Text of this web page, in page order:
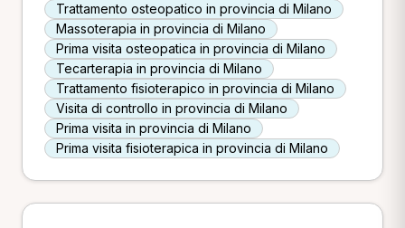
Trattamento osteopatico in provincia di Milano
Massoterapia in provincia di Milano
Prima visita osteopatica in provincia di Milano
Tecarterapia in provincia di Milano
Trattamento fisioterapico in provincia di Milano
Visita di controllo in provincia di Milano
Prima visita in provincia di Milano
Prima visita fisioterapica in provincia di Milano